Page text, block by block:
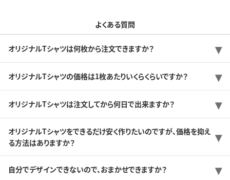
よくある質問
オリジナルTシャツは何枚から注文できますか？
オリジナルTシャツの価格は1枚あたりいくらくらいですか？
オリジナルTシャツは注文してから何日で出来ますか？
オリジナルTシャツをできるだけ安く作りたいのですが、価格を抑え
る方法はありますか？
自分でデザインできないので、おまかせできますか？